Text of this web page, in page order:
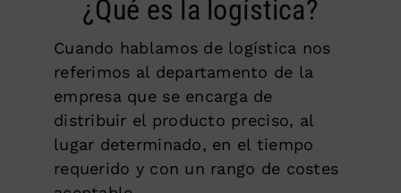
¿Qué es la logística?
Cuando hablamos de logística nos
referimos al departamento de la
empresa que se encarga de
distribuir el producto preciso, al
lugar determinado, en el tiempo
requerido y con un rango de costes